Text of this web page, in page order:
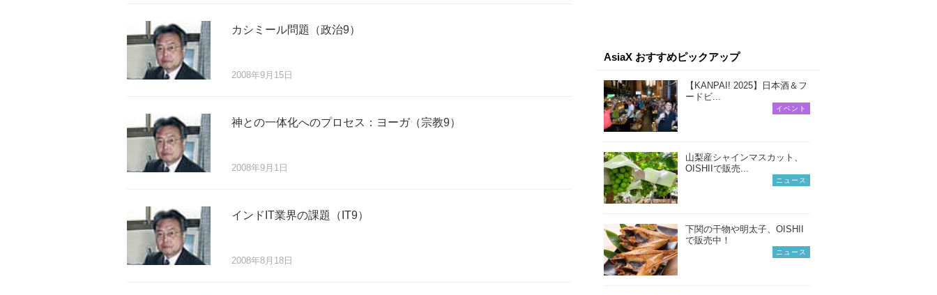
カシミール問題（政治9）
2008年9月15日
神との一体化へのプロセス：ヨーガ（宗教9）
2008年9月1日
インドIT業界の課題（IT9）
2008年8月18日
AsiaX おすすめピックアップ
【KANPAI! 2025】日本酒＆フ
ードビ...
イベント
山梨産シャインマスカット、
OISHIIで販売...
ニュース
下関の干物や明太子、OISHII
で販売中！
ニュース